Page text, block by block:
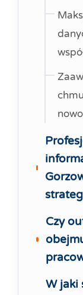
Czy
W jaki